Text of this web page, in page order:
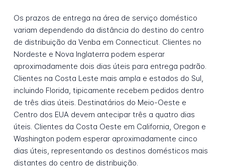
Os prazos de entrega na área de serviço doméstico
variam dependendo da distância do destino do centro
de distribuição da Venba em Connecticut. Clientes no
Nordeste e Nova Inglaterra podem esperar
aproximadamente dois dias úteis para entrega padrão.
Clientes na Costa Leste mais ampla e estados do Sul,
incluindo Florida, tipicamente recebem pedidos dentro
de três dias úteis. Destinatários do Meio-Oeste e
Centro dos EUA devem antecipar três a quatro dias
úteis. Clientes da Costa Oeste em California, Oregon e
Washington podem esperar aproximadamente cinco
dias úteis, representando os destinos domésticos mais
distantes do centro de distribuição.